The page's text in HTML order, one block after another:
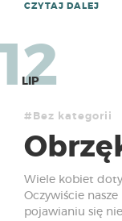
CZYTAJ DALEJ
12
LIP
#Bez kategorii
Wiele kobiet
Oczywiście
pojawianiu się